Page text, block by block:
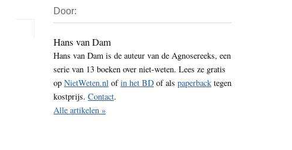
d
e
z
e
s
i
t
n
n
e
z
e
Sidebar
Door:
Hans van Dam
Hans van Dam is de auteur van de Agnosereeks, een
serie van 13 boeken over niet-weten. Lees ze gratis
op NietWeten.nl ofin het BD of als paperback tegen
kostprijs. Contact.
Alle artikelen »